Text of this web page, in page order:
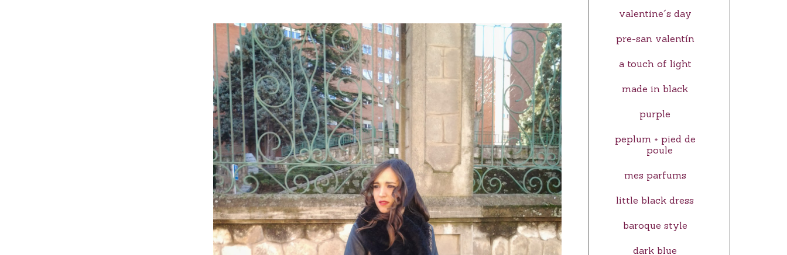
valentine´s day
pre-san valentín
a touch of light
made in black
purple
peplum + pied de
poule
mes parfums
little black dress
baroque style
dark blue